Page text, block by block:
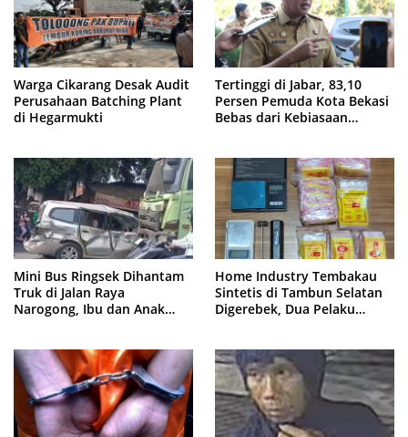
Warga Cikarang Desak Audit
Perusahaan Batching Plant
di Hegarmukti
Tertinggi di Jabar, 83,10
Persen Pemuda Kota Bekasi
Bebas dari Kebiasaan
Mini Bus Ringsek Dihantam
Truk di Jalan Raya
Narogong, Ibu dan Anak
Home Industry Tembakau
Sintetis di Tambun Selatan
Digerebek, Dua Pelaku